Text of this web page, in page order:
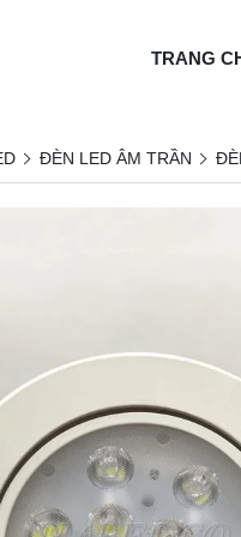
TRANG
ĐÈN LED ÂM TRẦN